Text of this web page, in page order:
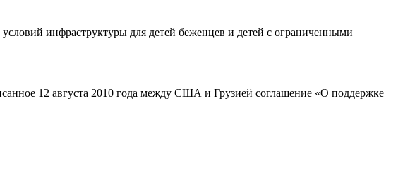
инфраструктуры для детей беженцев и детей с ограниченными
12 августа 2010 года между США и Грузией соглашение «О поддержке